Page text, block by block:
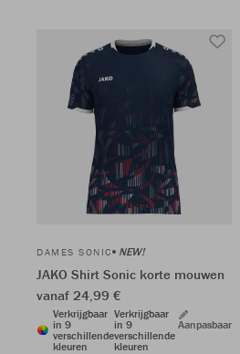
DAMES SONIC NEW!
JAKO Shirt Sonic korte mouwen
vanaf 24,99 €
Verkrijgbaar
in 9
verschillende
kleuren
Verkrijgbaar
in 9
verschillende
kleuren
Aanpasbaar